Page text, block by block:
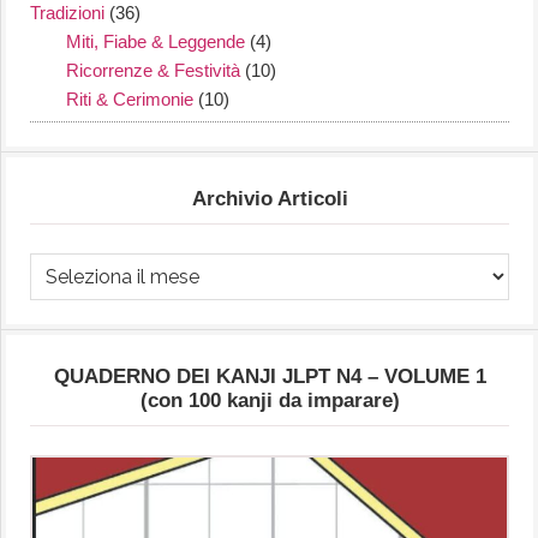
Tradizioni (36)
Miti, Fiabe & Leggende (4)
Ricorrenze & Festività (10)
Riti & Cerimonie (10)
Archivio Articoli
Archivio
Articoli
QUADERNO DEI KANJI JLPT N4 – VOLUME 1
(con 100 kanji da imparare)